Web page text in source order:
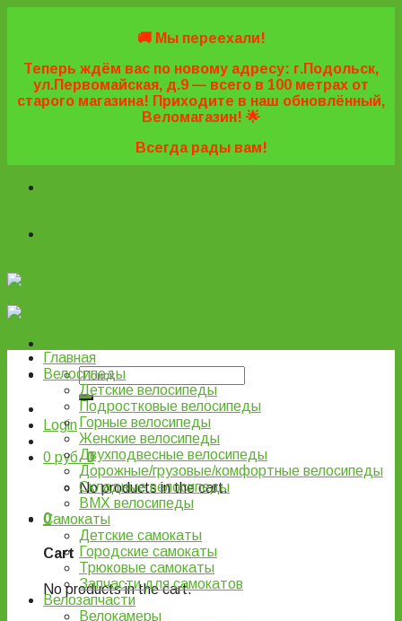
🚚 Мы переехали!
Теперь ждём вас по новому адресу: г.Подольск,
ул.Первомайская, д.9 — всего в 100 метрах от
старого магазина! Приходите в наш обновлённый,
Веломагазин! 🌟
Всегда рады вам!
Login
0 руб. 0
No products in the cart.
0
Cart
No products in the cart.
Главная
Велосипеды
Детские велосипеды
Подростковые велосипеды
Горные велосипеды
Женские велосипеды
Двухподвесные велосипеды
Дорожные/грузовые/комфортные велосипеды
Складные велосипеды
BMX велосипеды
Самокаты
Детские самокаты
Городские самокаты
Трюковые самокаты
Запчасти для самокатов
Велозапчасти
Велокамеры